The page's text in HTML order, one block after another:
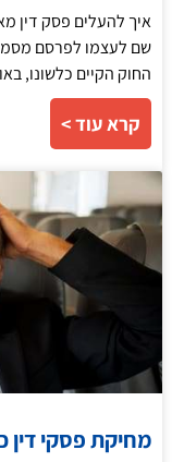
איך להעלים פסק
שם לעצמו לפרסם
החוק הקיים כלשונו,
קרא עוד >
מחיקת פסקי דין